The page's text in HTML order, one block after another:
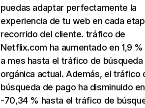
puedas adaptar perfectamente la
experiencia de tu web en cada
recorrido del cliente. tráfico de
Netflix.com ha aumentado en 1,9
a mes hasta el tráfico de búsqueda
orgánica actual. Además, el tráfico
búsqueda de pago ha disminuido en
-70,34 % hasta el tráfico de